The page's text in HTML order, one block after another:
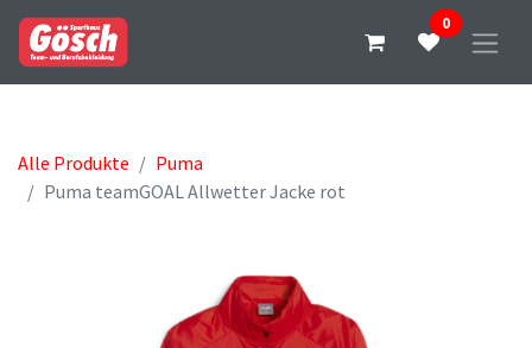
0
Alle Produkte
Puma
Puma teamGOAL Allwetter Jacke rot